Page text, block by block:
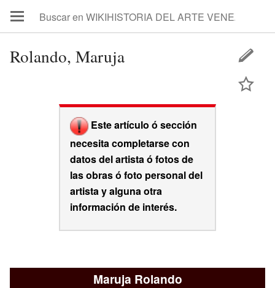
Rolando, Maruja
Este artículo ó sección
necesita completarse con
datos del artista ó fotos de
las obras ó foto personal del
artista y alguna otra
información de interés.
Maruja Rolando